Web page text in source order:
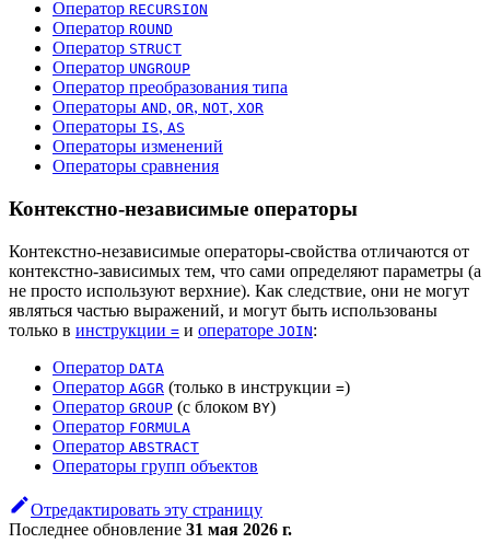
Оператор RECURSION
Оператор ROUND
Оператор STRUCT
Оператор UNGROUP
Оператор преобразования типа
Операторы AND, OR, NOT, XOR
Операторы IS, AS
Операторы изменений
Операторы сравнения
Контекстно-независимые операторы
Контекстно-независимые операторы-свойства отличаются от
контекстно-зависимых тем, что сами определяют параметры (а
не просто используют верхние). Как следствие, они не могут
являться частью выражений, и могут быть использованы
только в инструкции = и операторе JOIN:
Оператор DATA
Оператор AGGR (только в инструкции =)
Оператор GROUP (с блоком BY)
Оператор FORMULA
Оператор ABSTRACT
Операторы групп объектов
Отредактировать эту страницу
Последнее обновление 31 мая 2026 г.